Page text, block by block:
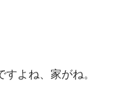
よね、家がね。